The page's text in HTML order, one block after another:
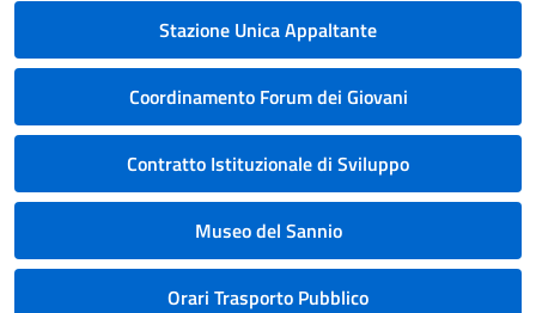
Stazione Unica Appaltante
Coordinamento Forum dei Giovani
Contratto Istituzionale di Sviluppo
Museo del Sannio
Orari Trasporto Pubblico